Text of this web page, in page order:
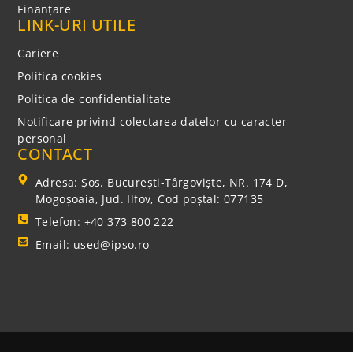
Finanțare
LINK-URI UTILE
Cariere
Politica cookies
Politica de confidentialitate
Notificare privind colectarea datelor cu caracter
personal
CONTACT
Adresa: Şos. Bucureşti-Târgovişte, NR. 174 D,
Mogoşoaia, Jud. Ilfov, Cod poștal: 077135
Telefon: +40 373 800 222
Email: used@ipso.ro